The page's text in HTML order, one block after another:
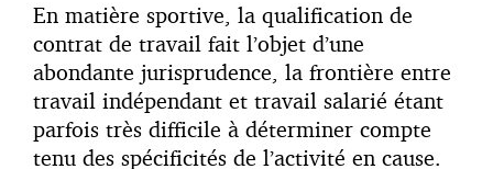
En matière sportive, la qualification de
contrat de travail fait l’objet d’une
abondante jurisprudence, la frontière entre
travail indépendant et travail salarié étant
parfois très difficile à déterminer compte
tenu des spécificités de l’activité en cause.